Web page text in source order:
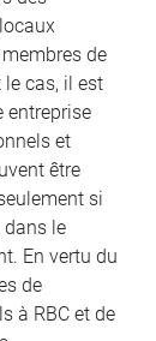
de
le cas, il est
entreprise
et
être
si
dans le
En vertu du
de
à RBC et de